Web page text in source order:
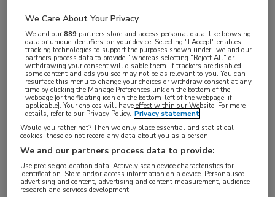
Bij COPD-patiënten met type 2-inflammatie en
een hoog exacerbatierisico, leidde behandeling
met dupilumab tot een lager aantal
Aandachtsgebieden:
COPD
Tags:
dupilumab,eosinofielen,FEV,kwaliteit van leven,type 2-
inflammatie
We Care About Your Privacy
We and our889 partners store and access personal data, like browsing
data or unique identifiers, on your device. Selecting "I Accept" enables
tracking technologies to support the purposes shown under "we and our
partners process data to provide," whereas selecting "Reject All" or
withdrawing your consent will disable them. If trackers are disabled,
some content and ads you see may not be as relevant to you. You can
resurface this menu to change your choices or withdraw consent at any
time by clicking the Manage Preferences link on the bottom of the
webpage [or the floating icon on the bottom-left of the webpage, if
applicable]. Your choices will have effect within our Website. For more
details, refer to our Privacy Policy. Privacy statement
Would you rather not? Then we only place essential and statistical
cookies, these do not record any data about you as a person
We and our partners process data to provide:
Use precise geolocation data. Actively scan device characteristics for
identification. Store and/or access information on a device. Personalised
advertising and content, advertising and content measurement, audience
research and services development.